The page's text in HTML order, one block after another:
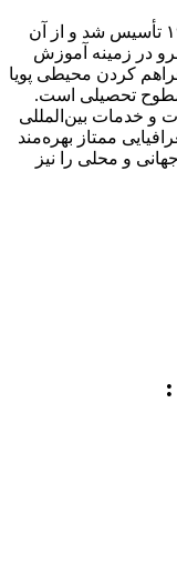
کالج Collège Alpin Beau Soleil در سال ۱۹۰۵ تأسیس شد و از آن
در زمینه آموزش
کردن محیطی پویا
سطوح تحصیلی است.
و خدمات بین‌المللی
ممتاز بهره‌مند
و محلی را نیز